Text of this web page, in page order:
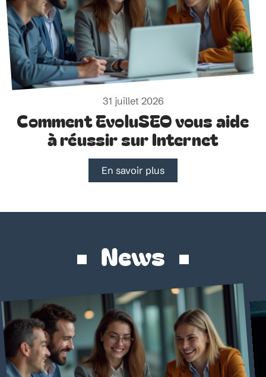
31 juillet 2026
Comment EvoluSEO vous aide
à réussir sur Internet
En savoir plus
News